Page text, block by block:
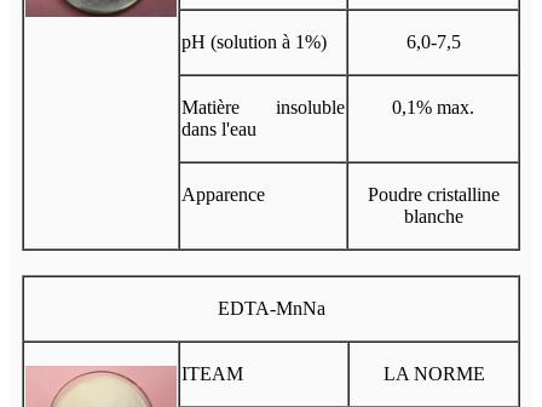
pH (solution à 1%) 6,0-7,5
Matière insoluble
dans l'eau
0,1% max.
Apparence
Poudre cristalline
blanche
EDTA-MnNa
ITEAM LA NORME